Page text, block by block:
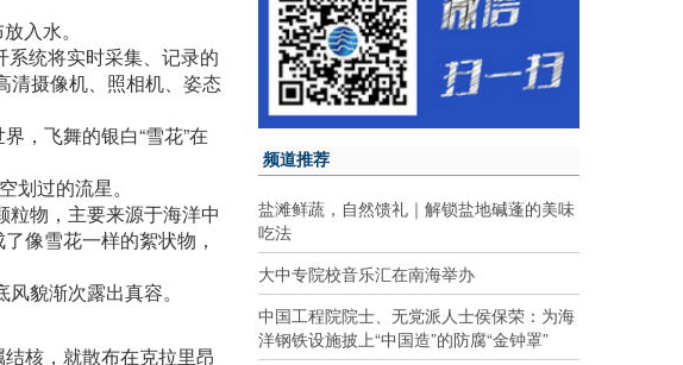
入水。
统将实时采集、记录的
清摄像机、照相机、姿态
，飞舞的银白“雪花”在
过的流星。
物，主要来源于海洋中
像雪花一样的絮状物，
貌渐次露出真容。
核，就散布在克拉里昂
频道推荐
盐滩鲜蔬，自然馈礼｜解锁盐地碱蓬的美味
吃法
大中专院校音乐汇在南海举办
中国工程院院士、无党派人士侯保荣：为海
洋钢铁设施披上“中国造”的防腐“金钟罩”